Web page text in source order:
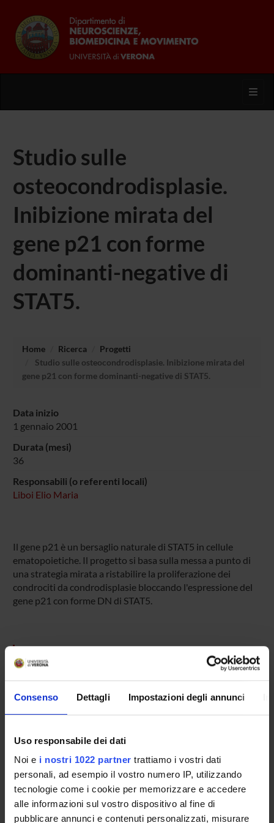
Consenso Dettagli Impostazioni degli annunci
Uso responsabile dei dati
Noi e i nostri 1022 partner trattiamo i vostri dati
personali, ad esempio il vostro numero IP, utilizzando
tecnologie come i cookie per memorizzare e accedere
alle informazioni sul vostro dispositivo al fine di
pubblicare annunci e contenuti personalizzati, misurare
Studio sulle
osteocondrodisplasie.
Inibizione mirata del
gene p21 con forme
dominanti-negative di
STAT5.
Home Ricerca
Progetti
Studio sulle osteocondrodisplasie. Inibizione mirata del
gene p21 con forme dominanti-negative di STAT5.
Data inizio
1 gennaio 2001
Durata (mesi)
36
Responsabili (o referenti locali)
Liboi Elio Maria
Il gene p21 è un bersaglio naturale di STAT5 in cellule
ematopoietiche. Il progetto si basa sulla messa a punto di
una strategia mirata a ristabilire la proliferazione dei
condrociti da condrodisplasie bloccando l'espressione del
gene p21 con forme DN di STAT5.
COMITATO TELETHON FONDAZIONE ONLUS -
FONDAZIONE TELETHON
assegnato e gestito dal Dipartimento
PARTECIPANTI AL PROGETTO
Elio Maria Liboi
Patricia Lievens